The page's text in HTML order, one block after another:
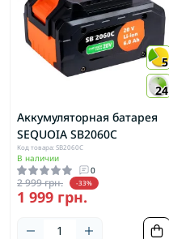
5
24
Аккумуляторная батарея
SEQUOIA SB2060C
Код товара: SB2060C
В наличии
0
2 999 грн. -33%
1 999 грн.